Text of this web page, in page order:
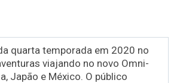
quarta temporada em 2020 no
viajando no novo Omni-
Japão e México. O público